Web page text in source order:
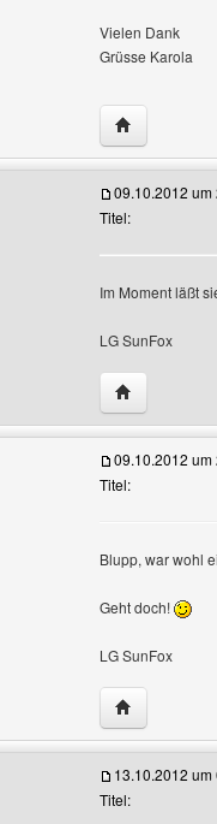
anzeigen
Vielen Dank
Grüsse Karola
Website
Profile anzeigen
09.10.2012 um
Titel:
Im Moment läßt
LG SunFox
Website
Profile anzeigen
09.10.2012 um
Titel:
Blupp, war wohl
Geht doch!
LG SunFox
Website
13.10.2012 um
Titel: